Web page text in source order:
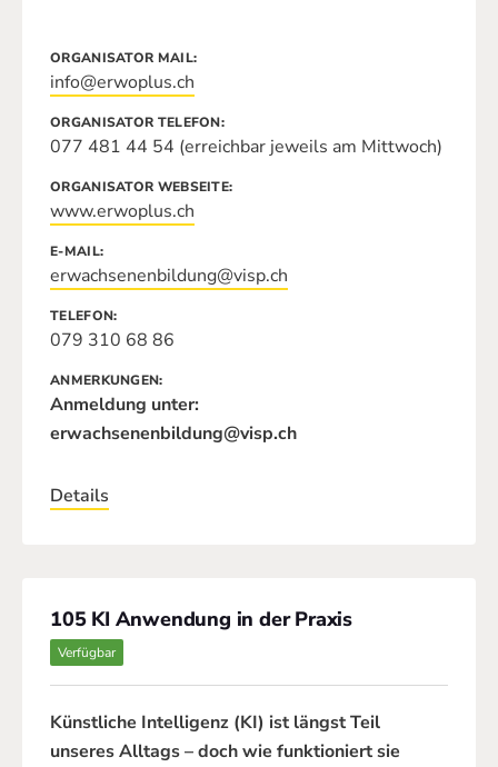
ORGANISATOR MAIL
info@erwoplus.ch
ORGANISATOR TELEFON
077 481 44 54 (erreichbar jeweils am Mittwoch)
ORGANISATOR WEBSEITE
www.erwoplus.ch
E-MAIL
erwachsenenbildung@visp.ch
TELEFON
079 310 68 86
ANMERKUNGEN
Anmeldung unter:
erwachsenenbildung@visp.ch
Details
105 KI Anwendung in der Praxis
Verfügbar
Künstliche Intelligenz (KI) ist längst Teil
unseres Alltags – doch wie funktioniert sie